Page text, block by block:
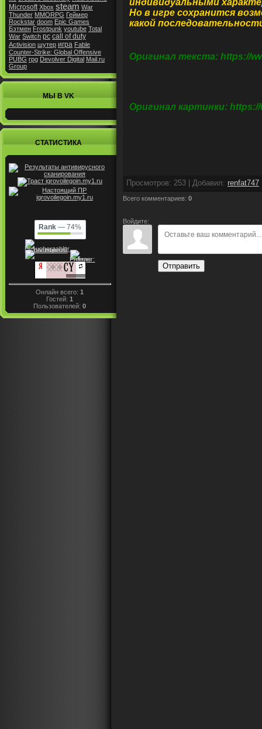
Microsoft Xbox steam War
Thunder MMORPG Геймер
Rockstar doom Epic Games
Бэтмен Frostpunk youtube Total
War Switch pc call of duty
Activision шутер игра Fable
Counter-Strike: Global Offensive
PUBG rpg Devolver Digital Mail.ru
Group
МЫ В VK
СТАТИСТИКА
Rank — 74%
Онлайн всего:1
Гостей:1
Пользователей:0
индивидуальными
Но в игре сохранится
какой
Оригинал текста: https://
Оригинал картинки: https://
Просмотров: 253 | Добавил: renfat747
Всего комментариев: 0
Войдите:
Отправить